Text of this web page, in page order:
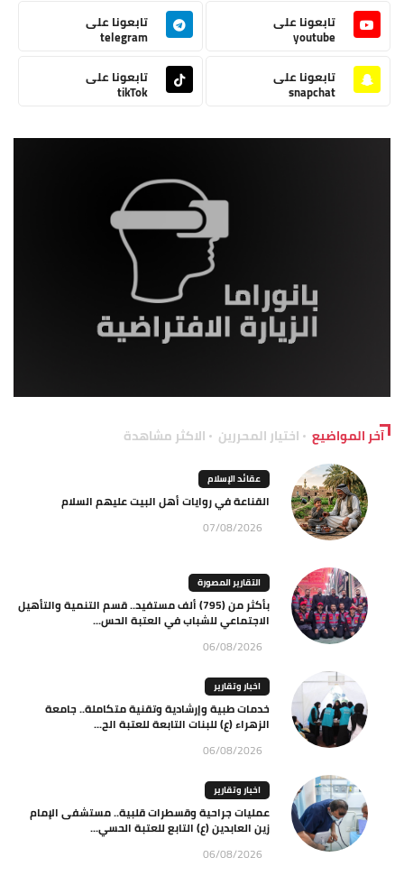
تابعونا على
youtube
تابعونا على
telegram
تابعونا على
snapchat
تابعونا على
tikTok
آخر المواضيع اختيار المحررين الاكثر مشاهدة
عقائد الإسلام
القناعة في روايات أهل البيت عليهم السلام
07/08/2026
التقارير المصورة
بأكثر من (795) ألف مستفيد.. قسم التنمية والتأهيل
الاجتماعي للشباب في العتبة الحس...
06/08/2026
اخبار وتقارير
خدمات طبية وإرشادية وتقنية متكاملة.. جامعة
الزهراء (ع) للبنات التابعة للعتبة الح...
06/08/2026
اخبار وتقارير
عمليات جراحية وقسطرات قلبية.. مستشفى الإمام
زين العابدين (ع) التابع للعتبة الحسي...
06/08/2026